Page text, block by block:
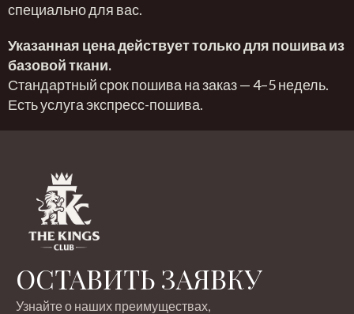
специально для вас.
Указанная цена действует только для пошива из
базовой ткани.
Стандартный срок пошива на заказ — 4–5 недель.
Есть услуга экспресс-пошива.
ОСТАВИТЬ ЗАЯВКУ
Узнайте о наших преимуществах,